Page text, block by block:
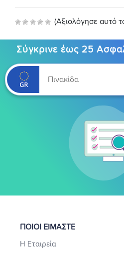
(Αξιολόγησε αυτό
Σύγκρινε έως 25
ΠΟΙΟΙ ΕΙΜΑΣΤΕ
Η Εταιρεία